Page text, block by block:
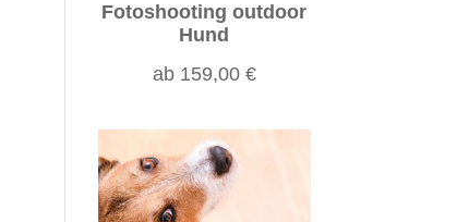
Fotoshooting outdoor
Hund
ab 159,00 €